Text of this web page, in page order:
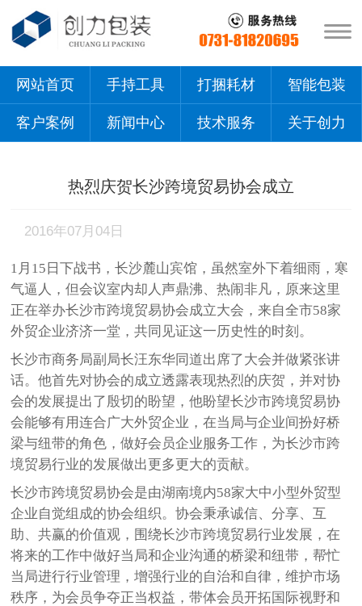
网站首页 手持工具 打捆耗材 智能包装
客户案例 新闻中心 技术服务 关于创力
热烈庆贺长沙跨境贸易协会成立
2016年07月04日
1月15日下战书，长沙麓山宾馆，虽然室外下着细雨，寒
气逼人，但会议室内却人声鼎沸、热闹非凡，原来这里
正在举办长沙市跨境贸易协会成立大会，来自全市58家
外贸企业济济一堂，共同见证这一历史性的时刻。
长沙市商务局副局长汪东华同道出席了大会并做紧张讲
话。他首先对协会的成立透露表现热烈的庆贺，并对协
会的发展提出了殷切的盼望，他盼望长沙市跨境贸易协
会能够有用连合广大外贸企业，在当局与企业间扮好桥
梁与纽带的角色，做好会员企业服务工作，为长沙市跨
境贸易行业的发展做出更多更大的贡献。
长沙市跨境贸易协会是由湖南境内58家大中小型外贸型
企业自觉组成的协会组织。协会秉承诚信、分享、互
助、共赢的价值观，围绕长沙市跨境贸易行业发展，在
将来的工作中做好当局和企业沟通的桥梁和纽带，帮忙
当局进行行业管理，增强行业的自治和自律，维护市场
秩序，为会员争夺正当权益，带体会员开拓国际视野和